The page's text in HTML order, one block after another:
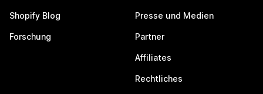
Shopify Blog
Forschung
Presse und Medien
Partner
Affiliates
Rechtliches